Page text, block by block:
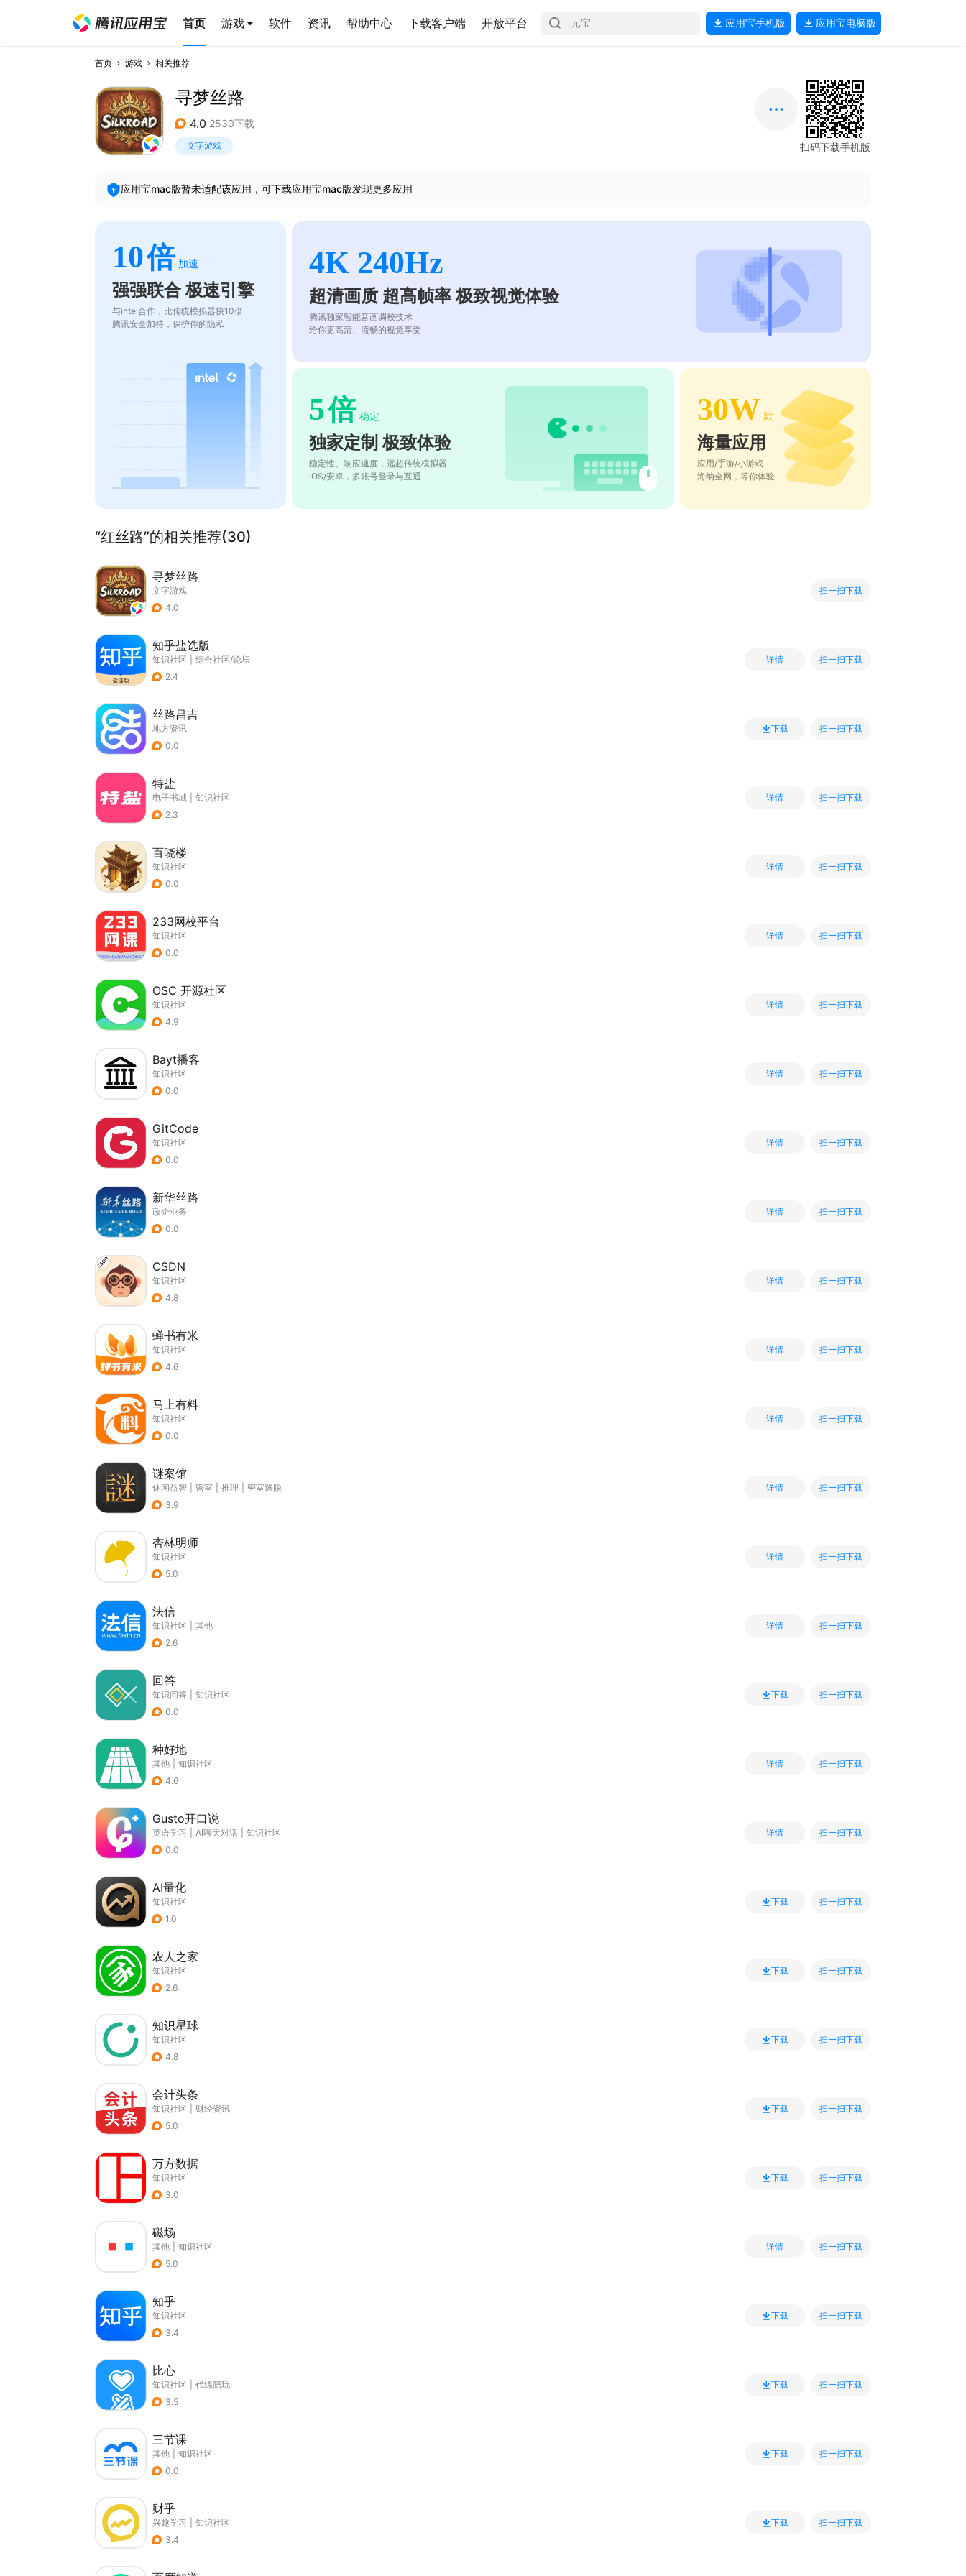
首页 游戏 软件 资讯 帮助中心 下载客户端 开放平台 应用宝手机版 应用宝电脑版
首页 游戏 相关推荐
寻梦丝路
4.0 2530下载
文字游戏 扫码下载手机版
应用宝mac版暂未适配该应用，可下载应用宝mac版发现更多应用
10倍 加速
强强联合 极速引擎
与intel合作，比传统模拟器快10倍
腾讯安全加持，保护你的隐私
4K 240Hz
超清画质 超高帧率 极致视觉体验
腾讯独家智能音画调校技术
给你更高清、流畅的视觉享受
5倍 稳定
独家定制 极致体验
稳定性、响应速度，远超传统模拟器
iOS/安卓，多账号登录与互通
30W 款
海量应用
应用/手游/小游戏
海纳全网，等你体验
“红丝路”的相关推荐(30)
寻梦丝路
文字游戏
4.0
扫一扫下载
知乎盐选版
知识社区
综合社区/论坛
2.4
详情 扫一扫下载
丝路昌吉
地方资讯
0.0
下载 扫一扫下载
特盐
电子书城
知识社区
2.3
详情 扫一扫下载
百晓楼
知识社区
0.0
详情 扫一扫下载
233网校平台
知识社区
0.0
详情 扫一扫下载
OSC 开源社区
知识社区
4.9
详情 扫一扫下载
Bayt播客
知识社区
0.0
详情 扫一扫下载
GitCode
知识社区
0.0
详情 扫一扫下载
新华丝路
政企业务
0.0
详情 扫一扫下载
CSDN
知识社区
4.8
详情 扫一扫下载
蝉书有米
知识社区
4.6
详情 扫一扫下载
马上有料
知识社区
0.0
详情 扫一扫下载
谜案馆
休闲益智 密室 推理
密室逃脱
3.9
详情 扫一扫下载
杏林明师
知识社区
5.0
详情 扫一扫下载
法信
知识社区
其他
2.6
详情 扫一扫下载
回答
知识问答
知识社区
0.0
下载 扫一扫下载
种好地
其他
知识社区
4.6
详情 扫一扫下载
Gusto开口说
英语学习 AI聊天对话
知识社区
0.0
详情 扫一扫下载
AI量化
知识社区
1.0
下载 扫一扫下载
农人之家
知识社区
2.6
下载 扫一扫下载
知识星球
知识社区
4.8
下载 扫一扫下载
会计头条
知识社区
财经资讯
5.0
下载 扫一扫下载
万方数据
知识社区
3.0
下载 扫一扫下载
磁场
其他
知识社区
5.0
详情 扫一扫下载
知乎
知识社区
3.4
下载 扫一扫下载
比心
知识社区
代练陪玩
3.5
下载 扫一扫下载
三节课
其他
知识社区
0.0
下载 扫一扫下载
财乎
兴趣学习
知识社区
3.4
下载 扫一扫下载